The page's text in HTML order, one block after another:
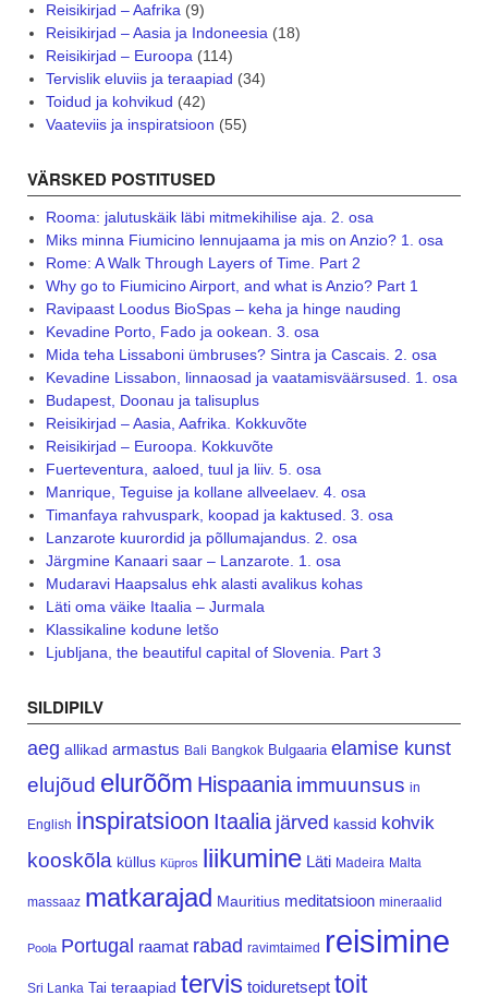
Reisikirjad – Aafrika(9)
Reisikirjad – Aasia ja Indoneesia(18)
Reisikirjad – Euroopa(114)
Tervislik eluviis ja teraapiad (34)
Toidud ja kohvikud (42)
Vaateviis ja inspiratsioon (55)
VÄRSKED POSTITUSED
Rooma: jalutuskäik läbi mitmekihilise aja. 2. osa
Miks minna Fiumicino lennujaama ja mis on Anzio? 1. osa
Rome: A Walk Through Layers of Time. Part 2
Why go to Fiumicino Airport, and what is Anzio? Part 1
Ravipaast Loodus BioSpas – keha ja hinge nauding
Kevadine Porto, Fado ja ookean. 3. osa
Mida teha Lissaboni ümbruses? Sintra ja Cascais. 2. osa
Kevadine Lissabon, linnaosad ja vaatamisväärsused. 1. osa
Budapest, Doonau ja talisuplus
Reisikirjad – Aasia, Aafrika. Kokkuvõte
Reisikirjad – Euroopa. Kokkuvõte
Fuerteventura, aaloed, tuul ja liiv. 5. osa
Manrique, Teguise ja kollane allveelaev. 4. osa
Timanfaya rahvuspark, koopad ja kaktused. 3. osa
Lanzarote kuurordid ja põllumajandus. 2. osa
Järgmine Kanaari saar – Lanzarote. 1. osa
Mudaravi Haapsalus ehk alasti avalikus kohas
Läti oma väike Itaalia – Jurmala
Klassikaline kodune letšo
Ljubljana, the beautiful capital of Slovenia. Part 3
SILDIPILV
aeg allikad armastus Bali Bangkok Bulgaaria elamise kunst
elujõud elurõõm Hispaania immuunsus in
English inspiratsioon Itaalia järved kassid kohvik
kooskõla küllus Küpros liikumine Läti Madeira Malta
massaaz matkarajad Mauritius meditatsioon mineraalid
Poola Portugal raamat rabad ravimtaimed reisimine
Sri Lanka Tai teraapiad tervis toiduretsept toit